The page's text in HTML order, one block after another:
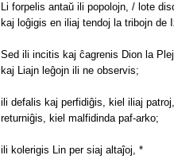
Li forpelis antaŭ ili popolojn, / lote
kaj loĝigis en iliaj tendoj la tribojn de
Sed ili incitis kaj ĉagrenis Dion la
kaj Liajn leĝojn ili ne observis;
ili defalis kaj perfidiĝis, kiel iliaj
returniĝis, kiel malfidinda paf-arko;
ili kolerigis Lin per siaj altaĵoj, *